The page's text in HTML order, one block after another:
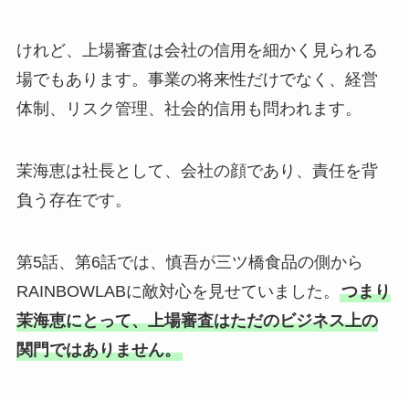
けれど、上場審査は会社の信用を細かく見られる
場でもあります。事業の将来性だけでなく、経営
体制、リスク管理、社会的信用も問われます。
茉海恵は社長として、会社の顔であり、責任を背
負う存在です。
第5話、第6話では、慎吾が三ツ橋食品の側から
RAINBOWLABに敵対心を見せていました。 つまり
茉海恵にとって、上場審査はただのビジネス上の
関門ではありません。